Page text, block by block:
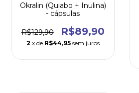
Okralin (Quiabo + Inulina)
- cápsulas
R$129,90 R$89,90
2 x de R$44,95 sem juros